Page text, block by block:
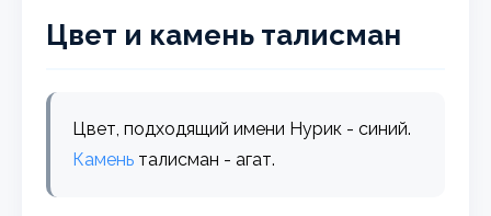
Цвет и камень талисман
Цвет, подходящий имени Нурик - синий.
Камень талисман - агат.